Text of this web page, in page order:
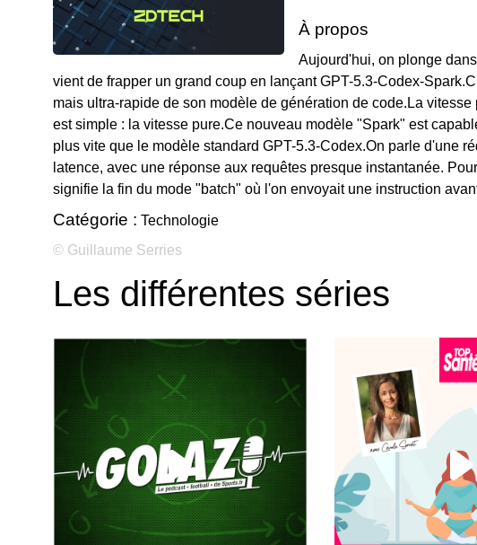
À propos
Aujourd'hui, on plonge
vient de frapper un grand coup en lançant GPT-5.3-Codex-
mais ultra-rapide de son modèle de génération de code.La
est simple : la vitesse pure.Ce nouveau modèle "Spark" est
plus vite que le modèle standard GPT-5.3-Codex.On parle d'une
latence, avec une réponse aux requêtes presque instantanée.
signifie la fin du mode "batch" où l'on envoyait une instruction
Catégorie : Technologie
© Guillaume Serries
Les différentes séries